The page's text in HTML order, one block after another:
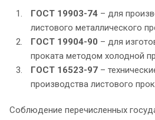
ГОСТ 19903-74 – для
листового металлического
ГОСТ 19904-90 – для
проката методом холодной
ГОСТ 16523-97 –
производства листового
Соблюдение перечисленных